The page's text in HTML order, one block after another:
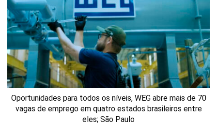
Oportunidades para todos os níveis, WEG abre mais de 70
vagas de emprego em quatro estados brasileiros entre
eles; São Paulo